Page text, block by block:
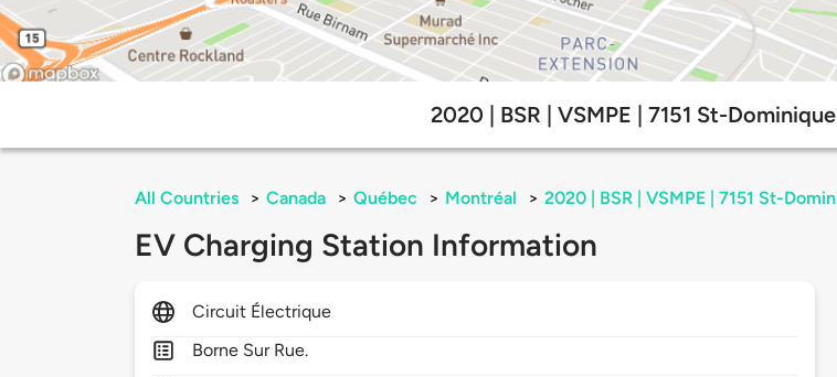
2020 | BSR | VSMPE | 7151 St-
All Countries > Canada > Québec > Montréal > 2020 | BSR | VSMPE | 7151 St-
EV Charging Station Information
Circuit Électrique
Borne Sur Rue.